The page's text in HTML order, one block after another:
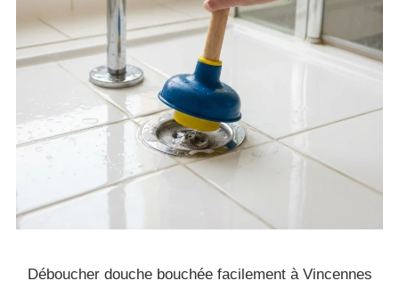
Déboucher douche bouchée facilement à Vincennes